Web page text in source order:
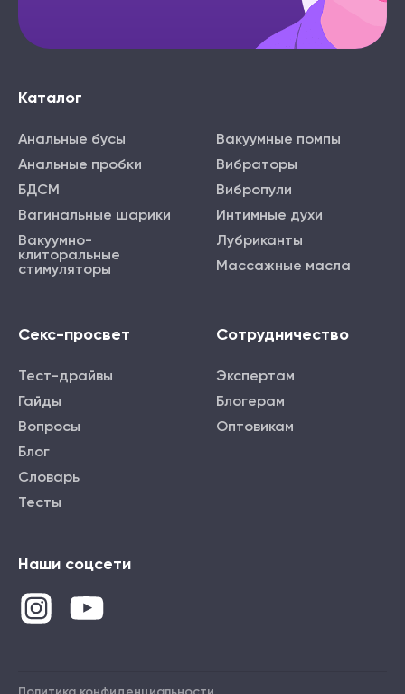
Каталог
Анальные бусы
Анальные пробки
БДСМ
Вагинальные шарики
Вакуумно-
клиторальные
стимуляторы
Вакуумные помпы
Вибраторы
Вибропули
Интимные духи
Лубриканты
Массажные масла
Секс-просвет
Тест-драйвы
Гайды
Вопросы
Блог
Словарь
Тесты
Сотрудничество
Экспертам
Блогерам
Оптовикам
Наши соцсети